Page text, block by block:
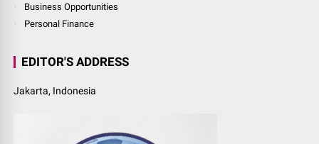
Business Opportunities
Personal Finance
EDITOR'S ADDRESS
Jakarta, Indonesia